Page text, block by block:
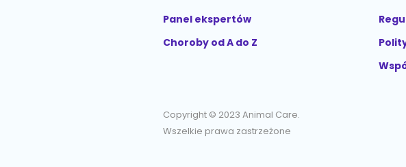
Panel ekspertów
Choroby od A do Z
Copyright © 2023 Animal Care.
Wszelkie prawa zastrzeżone